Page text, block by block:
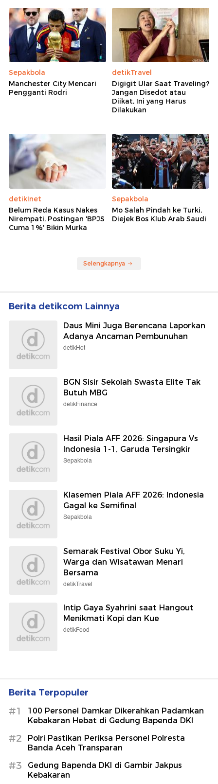
Sepakbola
Manchester City Mencari
Pengganti Rodri
detikTravel
Digigit Ular Saat Traveling?
Jangan Disedot atau
Diikat, Ini yang Harus
Dilakukan
detikInet
Belum Reda Kasus Nakes
Nirempati, Postingan 'BPJS
Cuma 1%' Bikin Murka
Sepakbola
Mo Salah Pindah ke Turki,
Diejek Bos Klub Arab Saudi
Selengkapnya
Berita detikcom Lainnya
Daus Mini Juga Berencana Laporkan
Adanya Ancaman Pembunuhan
detikHot
BGN Sisir Sekolah Swasta Elite Tak
Butuh MBG
detikFinance
Hasil Piala AFF 2026: Singapura Vs
Indonesia 1-1, Garuda Tersingkir
Sepakbola
Klasemen Piala AFF 2026: Indonesia
Gagal ke Semifinal
Sepakbola
Semarak Festival Obor Suku Yi,
Warga dan Wisatawan Menari
Bersama
detikTravel
Intip Gaya Syahrini saat Hangout
Menikmati Kopi dan Kue
detikFood
Berita Terpopuler
#1
100 Personel Damkar Dikerahkan Padamkan
Kebakaran Hebat di Gedung Bapenda DKI
#2
Polri Pastikan Periksa Personel Polresta
Banda Aceh Transparan
#3
Gedung Bapenda DKI di Gambir Jakpus
Kebakaran